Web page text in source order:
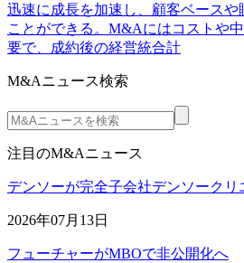
迅速に成長を加速し、顧客ベースや
ことができる。M&Aにはコストや
要で、成約後の経営統合計
M&Aニュース検索
注目のM&Aニュース
デンソーが完全子会社デンソーク
2026年07月13日
フューチャーがMBOで非公開化へ